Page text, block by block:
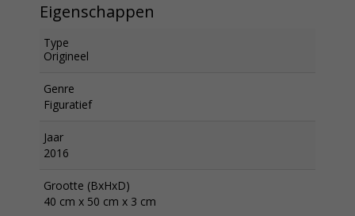
Eigenschappen
Type
Origineel
Genre
Figuratief
Jaar
2016
Grootte (BxHxD)
40 cm x 50 cm x 3 cm